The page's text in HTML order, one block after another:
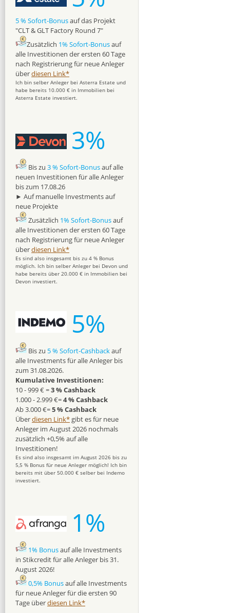
5 % Sofort-Bonusauf das Projekt
"CLT & GLT Factory Round 7"
Zusätzlich 1% Sofort-Bonusauf
alle Investitionen der ersten 60 Tage
nach Registrierung für neue Anleger
überdiesen Link*
Ich bin selber Anleger bei Asterra Estate und
habe bereits 10.000 € in Immobilien bei
Asterra Estate investiert.
3%
Bis zu 3 % Sofort-Bonusauf alle
neuen Investitionen für alle Anleger
bis zum 17.08.26
► Auf manuelle Investments auf
neue Projekte
Zusätzlich 1% Sofort-Bonusauf
alle Investitionen der ersten 60 Tage
nach Registrierung für neue Anleger
überdiesen Link*
Es sind also insgesamt bis zu 4 % Bonus
möglich. Ich bin selber Anleger bei Devon und
habe bereits über 20.000 € in Immobilien bei
Devon investiert.
5%
Bis zu 5 % Sofort-Cashbackauf
alle Investments für alle Anleger bis
zum 31.08.2026.
Kumulative Investitionen:
10 - 999 € =3 % Cashback
1.000 - 2.999 €=4 % Cashback
Ab 3.000 €=5 % Cashback
Überdiesen Link* gibt es für neue
Anleger im August 2026 nochmals
zusätzlich +0,5% auf alle
Investitionen!
Es sind also insgesamt im August 2026 bis zu
5,5 % Bonus für neue Anleger möglich! Ich bin
bereits mit über 50.000 € selber bei Indemo
investiert.
1%
1% Bonusauf alle Investments
in Stikcredit für alle Anleger bis 31.
August 2026!
0,5% Bonusauf alle Investments
für neue Anleger für die ersten 90
Tage überdiesen Link*